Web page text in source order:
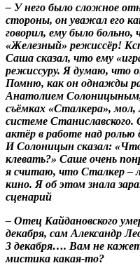
– У него было сложное
стороны, он уважал его
говорил, ему было
«Железный» режиссёр!
Саша сказал, что ему
режиссуру. Я думаю, что
Помню, как он однажды
Анатолием
съёмках «Сталкера»,
системе
актёр в работе над ролью
И Солоницын сказал:
клевать?» Саше очень
я считаю, что Сталкер –
кино. Я об этом знала
сценарий
– Отец Кайдановского
декабря, сам Александр
3 декабря…. Вам не
мистика какая-то?